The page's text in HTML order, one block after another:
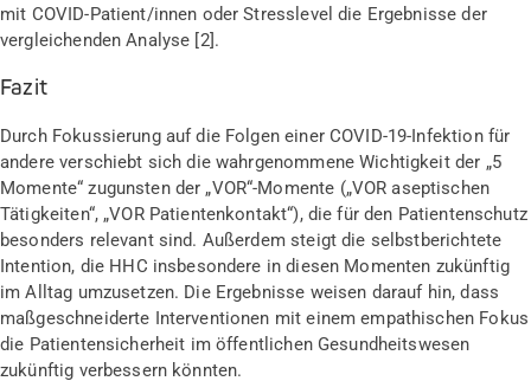
mit COVID-Patient/innen oder Stresslevel die Ergebnisse der
vergleichenden Analyse [2].
Fazit
Durch Fokussierung auf die Folgen einer COVID-19-Infektion für
andere verschiebt sich die wahrgenommene Wichtigkeit der „5
Momente“ zugunsten der „VOR“-Momente („VOR aseptischen
Tätigkeiten“, „VOR Patientenkontakt“), die für den Patientenschutz
besonders relevant sind. Außerdem steigt die selbstberichtete
Intention, die HHC insbesondere in diesen Momenten zukünftig
im Alltag umzusetzen. Die Ergebnisse weisen darauf hin, dass
maßgeschneiderte Interventionen mit einem empathischen Fokus
die Patientensicherheit im öffentlichen Gesundheitswesen
zukünftig verbessern könnten.